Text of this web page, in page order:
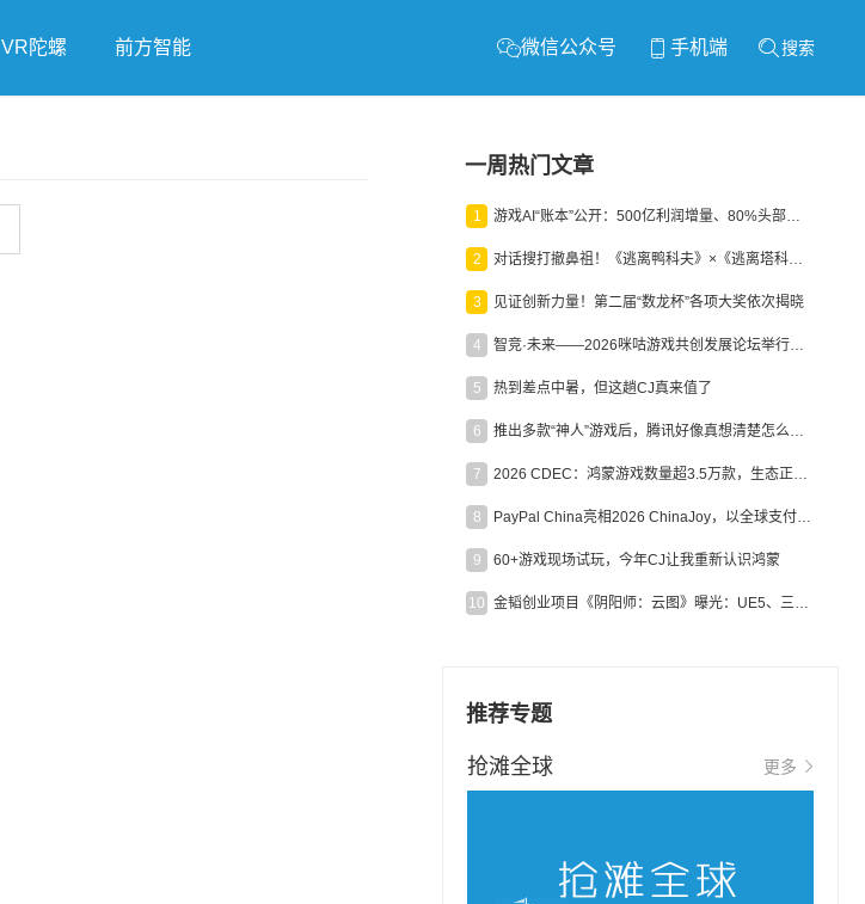
VR陀螺 前方智能 微信公众号 手机端 搜索
一周热门文章
1 游戏AI“账本”公开：500亿利润增量、80%头部入局，谁在闷声发财？
2 对话搜打撤鼻祖！《逃离鸭科夫》×《逃离塔科夫》官方线下沙龙落幕
3 见证创新力量！第二届“数龙杯”各项大奖依次揭晓
4 智竞·未来——2026咪咕游戏共创发展论坛举行：聚力精品内容、AI创作与电竞生态，共建高品质益智健康游戏社区
5 热到差点中暑，但这趟CJ真来值了
6 推出多款“神人”游戏后，腾讯好像真想清楚怎么做二次元了
7 2026 CDEC：鸿蒙游戏数量超3.5万款，生态正循环加速产业高质量发展
8 PayPal China亮相2026 ChinaJoy，以全球支付能力助力中国游戏企业深化全球运营
9 60+游戏现场试玩，今年CJ让我重新认识鸿蒙
10 金韬创业项目《阴阳师：云图》曝光：UE5、三端互通、ARPG
推荐专题
抢滩全球 更多